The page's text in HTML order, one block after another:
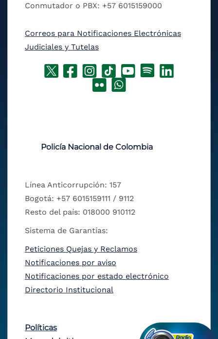
Conmutador o PBX: +57 6015159000
Correos para Notificaciones Electrónicas
Judiciales y Tutelas
Policía Nacional de Colombia
Línea Anticorrupción: 157
Bogotá: +57 6015159111 / 9112
Resto del país: 018000 910112
Sistema de Garantías:
Peticiones Quejas y Reclamos
Notificaciones por aviso
Notificaciones por estado electrónico
Directorio Institucional
Políticas